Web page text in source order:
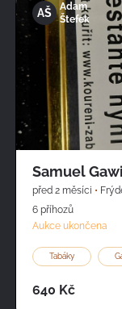
AŠ
Adam
Štefek
Samuel
před 2 měsíci •
6 příhozů
Aukce ukončena
Tabáky
640 Kč